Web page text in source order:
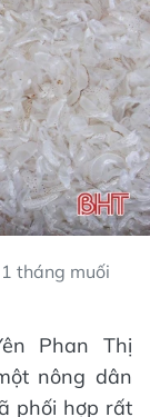
tháng muối
Phan Thị
nông dân
phối hợp rất